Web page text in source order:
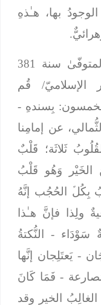
بها، هـٰذهِ
في (معاني الأخبار)، للصَّدوق، المتوفّىٰ سنة 381
الإسلاميّ/ قُم
بِسندهِ-
عن إمامِنا
ثَلاثَة؛ قَلْبٌ
وَهُو قَلْبُ
الحُجُب إنَّهُ
ولِذا فإنَّ هـٰذا
سَوْدَاء- النُّكتةُ
- يَعتَلِجان إنَّها
- فَمَا كَانَ
الخير وقد